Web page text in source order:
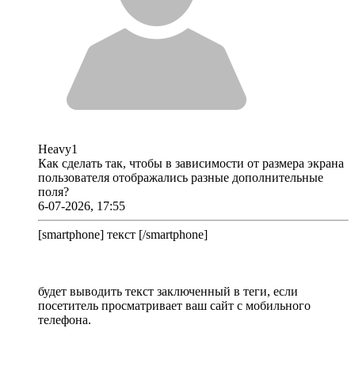
Heavy1
Как сделать так, чтобы в зависимости от размера экрана
пользователя отображались разные дополнительные
поля?
6-07-2026, 17:55
[smartphone] текст [/smartphone]
будет выводить текст заключенный в теги, если
посетитель просматривает ваш сайт с мобильного
телефона.